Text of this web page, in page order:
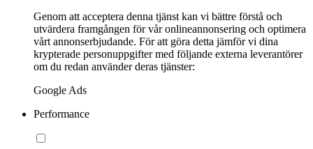
Genom att acceptera denna tjänst kan vi bättre förstå och
utvärdera framgången för vår onlineannonsering och optimera
vårt annonserbjudande. För att göra detta jämför vi dina
krypterade personuppgifter med följande externa leverantörer
om du redan använder deras tjänster:
Google Ads
Performance